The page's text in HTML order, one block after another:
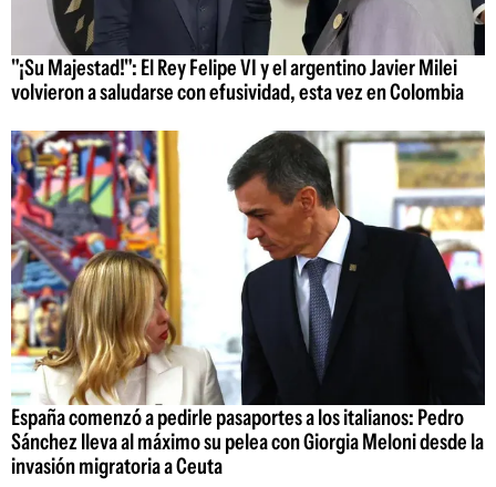
"¡Su Majestad!": El Rey Felipe VI y el argentino Javier Milei
volvieron a saludarse con efusividad, esta vez en Colombia
España comenzó a pedirle pasaportes a los italianos: Pedro
Sánchez lleva al máximo su pelea con Giorgia Meloni desde la
invasión migratoria a Ceuta